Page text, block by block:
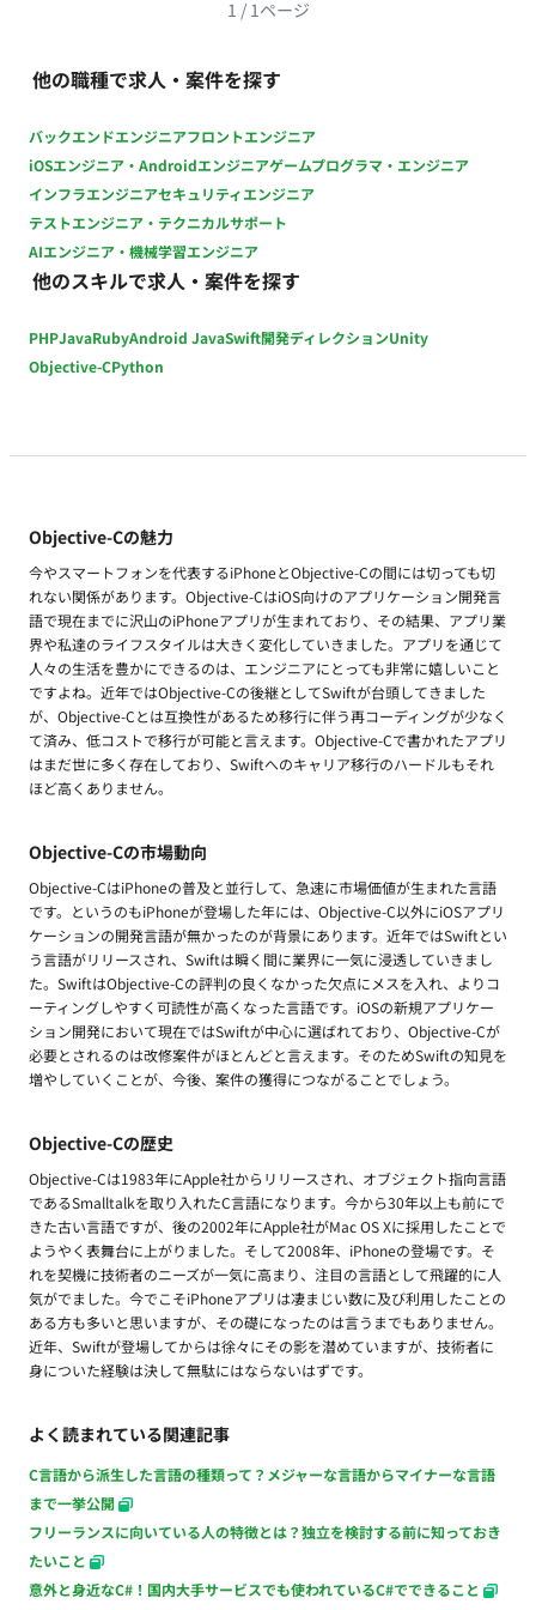
継続的改善 チームの取り組み： 開発チームとしての知見共有や
Swift（iOS）、Kotlin（Android） アーキテクチャ： MVVM、
Clean Architectureなど UIフレームワーク：
Compose/Jetpack（Android） データベース：
CoreData（iOS）、Room（Android）、Realm 非同期処理：
Swift Concurrency/Combine（iOS）、Kotlin
Coroutines（Android） API： GraphQL（Apollo
Client）/REST CI/CD： CircleCI、GitHub Actions、fastlane、
Dangerなど その他ツール・ライブラリ：
ktlint/Spotless/Dagger Hiltなど（Android） 外部サービス：
Firebase、Figma、Miro、Asanaなど ソースコード管理：
1 / 1ページ
他の職種で求人・案件を探す
バックエンドエンジニアフロントエンジニア
iOSエンジニア・Androidエンジニアゲームプログラマ・エンジニア
インフラエンジニアセキュリティエンジニア
テストエンジニア・テクニカルサポート
AIエンジニア・機械学習エンジニア
他のスキルで求人・案件を探す
PHPJavaRubyAndroid JavaSwift開発ディレクションUnity
Objective-CPython
Objective-Cの魅力
今やスマートフォンを代表するiPhoneとObjective-Cの間には切っても切
れない関係があります。Objective-CはiOS向けのアプリケーション開発言
語で現在までに沢山のiPhoneアプリが生まれており、その結果、アプリ業
界や私達のライフスタイルは大きく変化していきました。アプリを通じて
人々の生活を豊かにできるのは、エンジニアにとっても非常に嬉しいこと
ですよね。近年ではObjective-Cの後継としてSwiftが台頭してきました
が、Objective-Cとは互換性があるため移行に伴う再コーディングが少なく
て済み、低コストで移行が可能と言えます。Objective-Cで書かれたアプリ
はまだ世に多く存在しており、Swiftへのキャリア移行のハードルもそれ
ほど高くありません。
Objective-Cの市場動向
Objective-CはiPhoneの普及と並行して、急速に市場価値が生まれた言語
です。というのもiPhoneが登場した年には、Objective-C以外にiOSアプリ
ケーションの開発言語が無かったのが背景にあります。近年ではSwiftとい
う言語がリリースされ、Swiftは瞬く間に業界に一気に浸透していきまし
た。SwiftはObjective-Cの評判の良くなかった欠点にメスを入れ、よりコ
ーティングしやすく可読性が高くなった言語です。iOSの新規アプリケー
ション開発において現在ではSwiftが中心に選ばれており、Objective-Cが
必要とされるのは改修案件がほとんどと言えます。そのためSwiftの知見を
増やしていくことが、今後、案件の獲得につながることでしょう。
Objective-Cの歴史
Objective-Cは1983年にApple社からリリースされ、オブジェクト指向言語
であるSmalltalkを取り入れたC言語になります。今から30年以上も前にで
きた古い言語ですが、後の2002年にApple社がMac OS Xに採用したことで
ようやく表舞台に上がりました。そして2008年、iPhoneの登場です。そ
れを契機に技術者のニーズが一気に高まり、注目の言語として飛躍的に人
気がでました。今でこそiPhoneアプリは凄まじい数に及び利用したことの
ある方も多いと思いますが、その礎になったのは言うまでもありません。
近年、Swiftが登場してからは徐々にその影を潜めていますが、技術者に
身についた経験は決して無駄にはならないはずです。
よく読まれている関連記事
C言語から派生した言語の種類って？メジャーな言語からマイナーな言語
まで一挙公開
フリーランスに向いている人の特徴とは？独立を検討する前に知っておき
たいこと
意外と身近なC#！国内大手サービスでも使われているC#でできること